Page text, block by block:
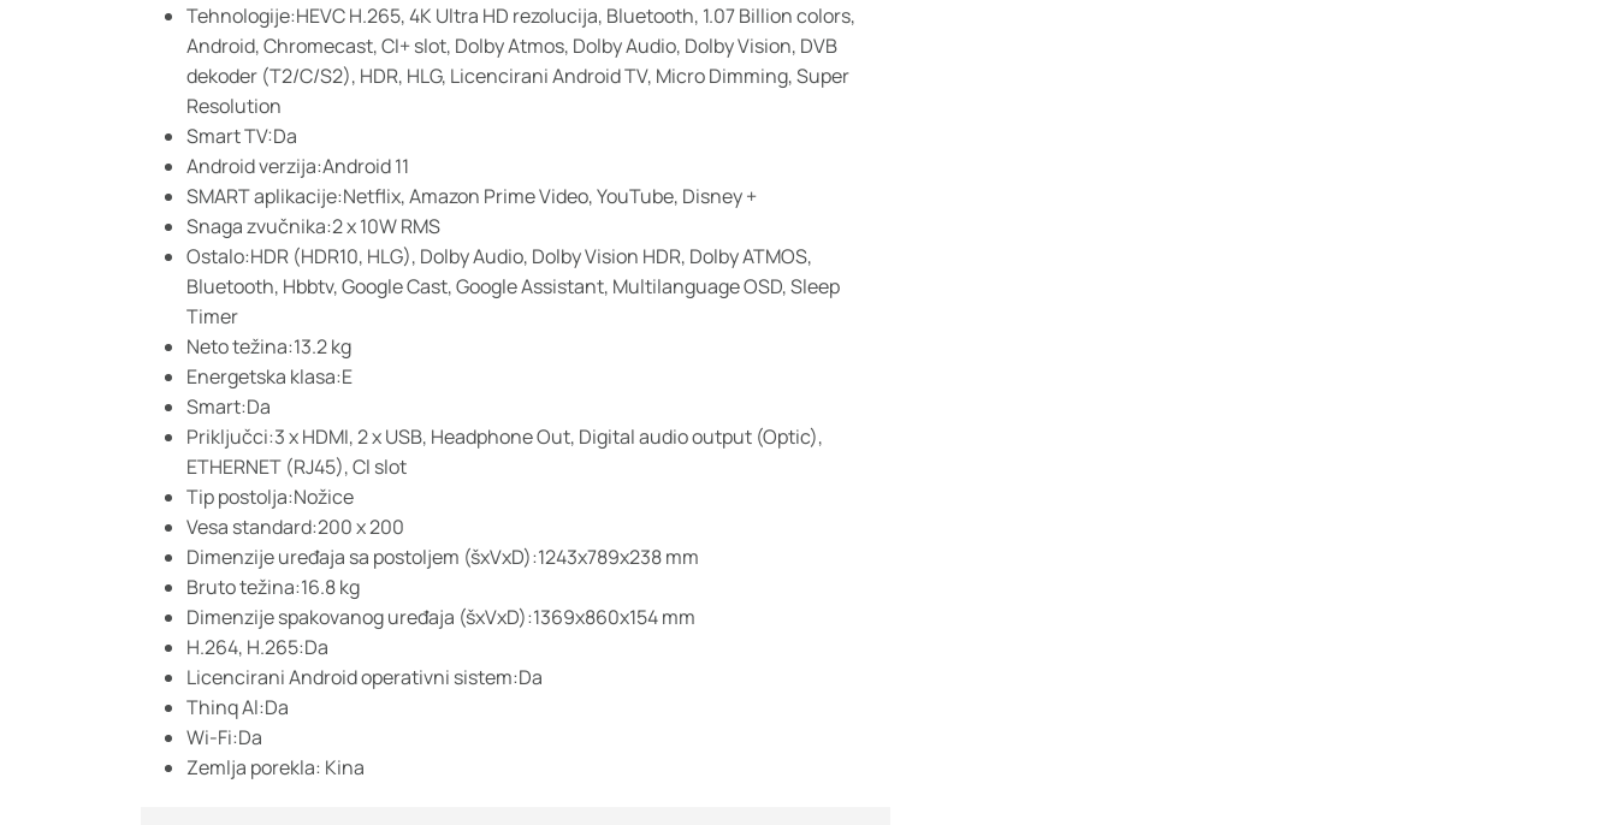
Tehnologije:HEVC H.265, 4K Ultra HD rezolucija, Bluetooth, 1.07 Billion colors,
Android, Chromecast, CI+ slot, Dolby Atmos, Dolby Audio, Dolby Vision, DVB
dekoder (T2/C/S2), HDR, HLG, Licencirani Android TV, Micro Dimming, Super
Resolution
Smart TV:Da
Android verzija:Android 11
SMART aplikacije:Netflix, Amazon Prime Video, YouTube, Disney +
Snaga zvučnika:2 x 10W RMS
Ostalo:HDR (HDR10, HLG), Dolby Audio, Dolby Vision HDR, Dolby ATMOS,
Bluetooth, Hbbtv, Google Cast, Google Assistant, Multilanguage OSD, Sleep
Timer
Neto težina:13.2 kg
Energetska klasa:E
Smart:Da
Priključci:3 x HDMI, 2 x USB, Headphone Out, Digital audio output (Optic),
ETHERNET (RJ45), Cl slot
Tip postolja:Nožice
Vesa standard:200 x 200
Dimenzije uređaja sa postoljem (šxVxD):1243x789x238 mm
Bruto težina:16.8 kg
Dimenzije spakovanog uređaja (šxVxD):1369x860x154 mm
H.264, H.265:Da
Licencirani Android operativni sistem:Da
Thinq Al:Da
Wi-Fi:Da
Zemlja porekla: Kina